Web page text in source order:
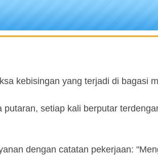
kebisingan yang terjadi di bagasi
setiap kali berputar
dengan catatan pekerjaan: